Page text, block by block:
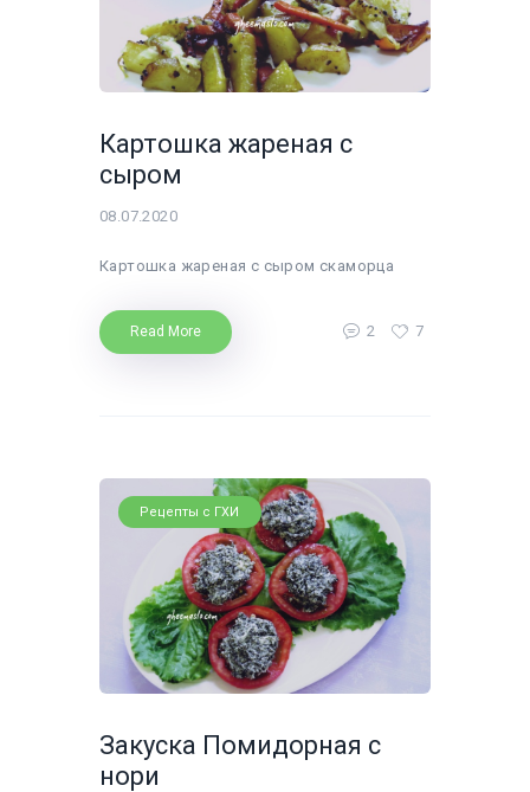
Картошка жареная с
сыром
08.07.2020
Картошка жареная с сыром скаморца
Read More 2 7
Рецепты с ГХИ
Закуска Помидорная с
нори